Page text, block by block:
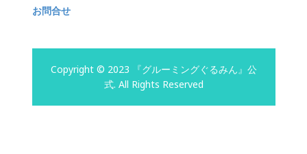
お問合せ
Copyright © 2023 『グルーミングぐるみん』公
式. All Rights Reserved